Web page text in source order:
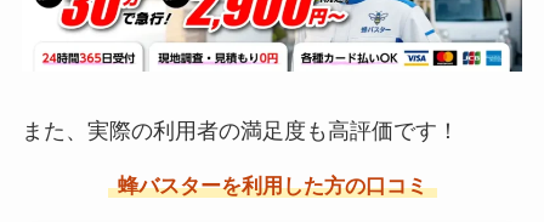
また、実際の利用者の満足度も高評価です！
蜂バスターを利用した方の口コミ